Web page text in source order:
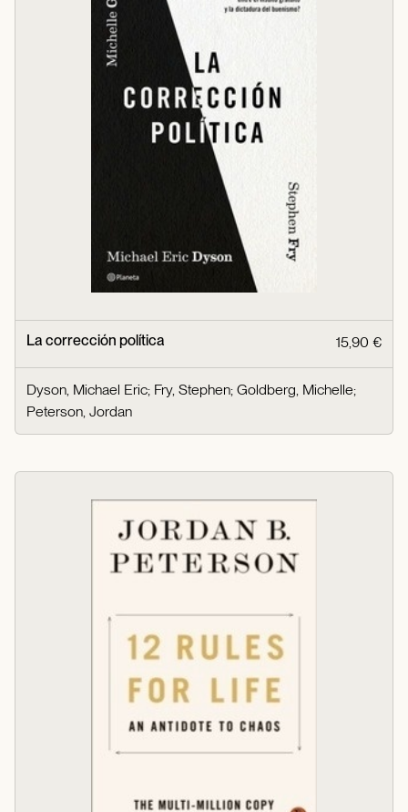
La corrección política 15,90 €
Dyson, Michael Eric; Fry, Stephen; Goldberg, Michelle;
Peterson, Jordan